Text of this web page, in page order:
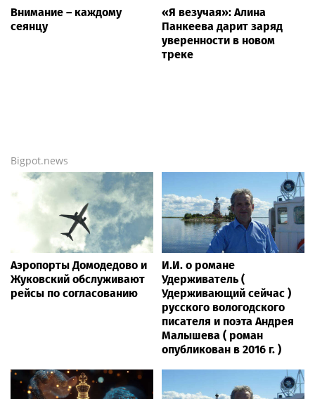
Внимание – каждому
сеянцу
«Я везучая»: Алина
Панкеева дарит заряд
уверенности в новом
треке
Bigpot.news
Аэропорты Домодедово и
Жуковский обслуживают
рейсы по согласованию
И.И. о романе
Удерживатель (
Удерживающий сейчас )
русского вологодского
писателя и поэта Андрея
Малышева ( роман
опубликован в 2016 г. )